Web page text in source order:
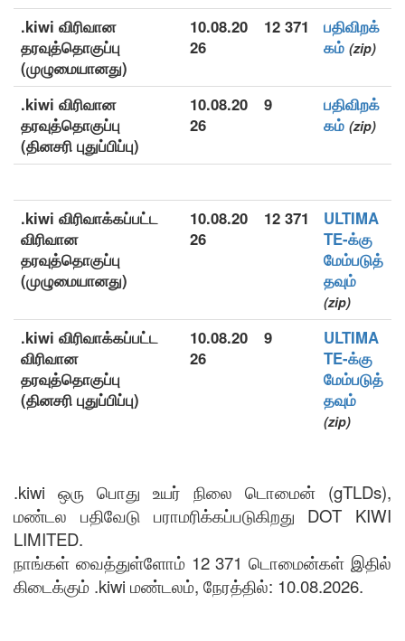
.kiwi விரிவான
தரவுத்தொகுப்பு
(முழுமையானது)
10.08.20
26
12 371
பதிவிறக்
கம் (zip)
.kiwi விரிவான
தரவுத்தொகுப்பு
(தினசரி புதுப்பிப்பு)
10.08.20
26
9
பதிவிறக்
கம் (zip)
.kiwi விரிவாக்கப்பட்ட
விரிவான
தரவுத்தொகுப்பு
(முழுமையானது)
10.08.20
26
12 371
ULTIMA
TE-க்கு
மேம்படுத்
தவும்
(zip)
.kiwi விரிவாக்கப்பட்ட
விரிவான
தரவுத்தொகுப்பு
(தினசரி புதுப்பிப்பு)
10.08.20
26
9
ULTIMA
TE-க்கு
மேம்படுத்
தவும்
(zip)
.kiwi ஒரு பொது உயர் நிலை டொமைன் (gTLDs),
மண்டல பதிவேடு பராமரிக்கப்படுகிறது DOT KIWI
LIMITED.
நாங்கள் வைத்துள்ளோம் 12 371 டொமைன்கள் இதில்
கிடைக்கும் .kiwi மண்டலம், நேரத்தில்: 10.08.2026.